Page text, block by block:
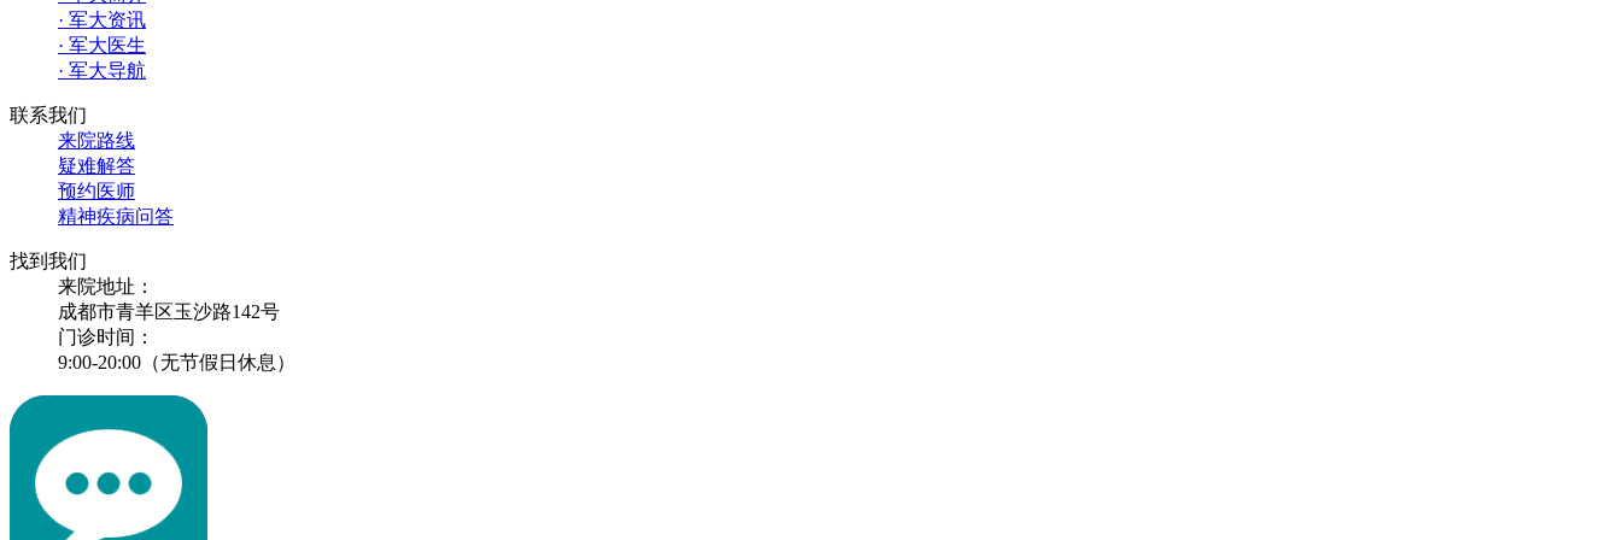
· 军大资讯
· 军大医生
· 军大导航
联系我们
来院路线
疑难解答
预约医师
精神疾病问答
找到我们
来院地址：
成都市青羊区玉沙路142号
门诊时间：
9:00-20:00（无节假日休息）